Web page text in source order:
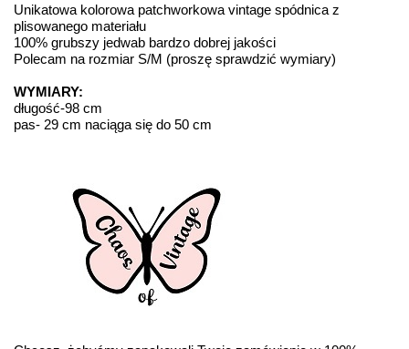
Unikatowa kolorowa patchworkowa vintage spódnica z
plisowanego materiału
100% grubszy jedwab bardzo dobrej jakości
Polecam na rozmiar S/M (proszę sprawdzić wymiary)
WYMIARY:
długość-98 cm
pas- 29 cm naciąga się do 50 cm